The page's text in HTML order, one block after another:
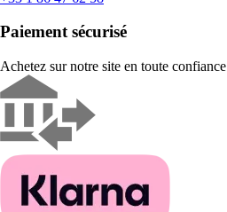
Paiement sécurisé
Achetez sur notre site en toute confiance